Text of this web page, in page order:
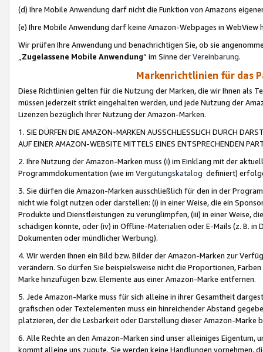
(d) Ihre Mobile Anwendung darf nicht die Funktion von Amazons
(e) Ihre Mobile Anwendung darf keine Amazon-Webpages in WebView
Wir prüfen Ihre Anwendung und benachrichtigen Sie, ob sie
„Zugelassene Mobile Anwendung“ im Sinne derVereinbarung.
Markenrichtlinien für das
Diese Richtlinien gelten für die Nutzung der Marken, die wir Ihnen als
müssen jederzeit strikt eingehalten werden, und jede Nutzung der
Lizenzen bezüglich Ihrer Nutzung der Amazon-Marken.
1. SIE DÜRFEN DIE AMAZON-MARKEN AUSSCHLIESSLICH DURCH
AUF EINER AMAZON-WEBSITE MITTELS EINES ENTSPRECHENDEN
2. Ihre Nutzung der Amazon-Marken muss (i) im Einklang mit der
Programmdokumentation (wie im Vergütungskatalog definiert)
3. Sie dürfen die Amazon-Marken ausschließlich für den in der
nicht wie folgt nutzen oder darstellen: (i) in einer Weise, die ein
Produkte und Dienstleistungen zu verunglimpfen, (iii) in einer Weise,
schädigen könnte, oder (iv) in Offline-Materialien oder E-Mails (z. B. in
Dokumenten oder mündlicher Werbung).
4. Wir werden Ihnen ein Bild bzw. Bilder der Amazon-Marken zur
verändern. So dürfen Sie beispielsweise nicht die Proportionen,
Marke hinzufügen bzw. Elemente aus einer Amazon-Marke entfernen.
5. Jede Amazon-Marke muss für sich alleine in ihrer Gesamtheit
grafischen oder Textelementen muss ein hinreichender Abstand
platzieren, der die Lesbarkeit oder Darstellung dieser Amazon-Marke
6. Alle Rechte an den Amazon-Marken sind unser alleiniges
kommt alleine uns zugute. Sie werden keine Handlungen vornehmen,